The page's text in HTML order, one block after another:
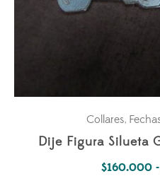
Collares,
Dije Figura Silueta
$160.000 -